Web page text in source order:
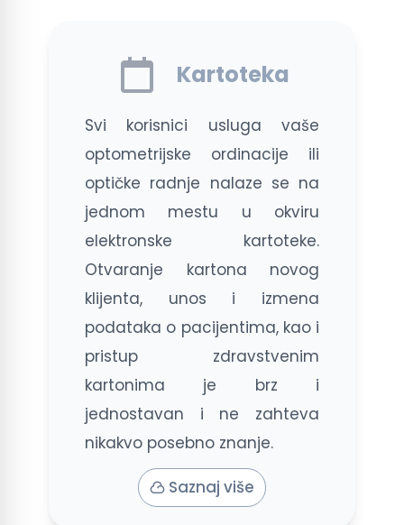
Kartoteka
Svi korisnici usluga vaše
optometrijske ordinacije ili
optičke radnje nalaze se na
jednom mestu u okviru
elektronske kartoteke.
Otvaranje kartona novog
klijenta, unos i izmena
podataka o pacijentima, kao i
pristup zdravstvenim
kartonima je brz i
jednostavan i ne zahteva
nikakvo posebno znanje.
Saznaj više